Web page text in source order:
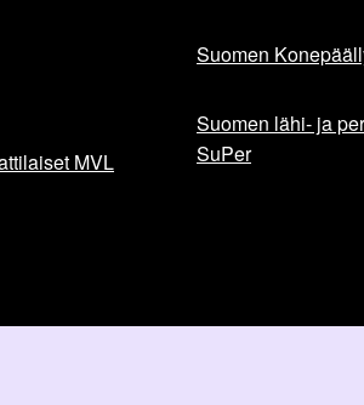
MVL
Suomen
Suomen lähi- ja
SuPer